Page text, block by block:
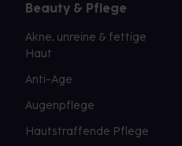
Beauty & Pflege
Akne, unreine & fettige
Haut
Anti-Age
Augenpflege
Hautstraffende Pflege